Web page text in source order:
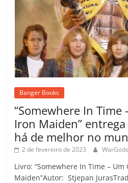
Banger Books
“Somewhere In Time
Iron Maiden”
há de melhor no
2 de fevereiro de 2023
Livro: “Somewhere In Time – Um
Maiden”Autor: Stjepan